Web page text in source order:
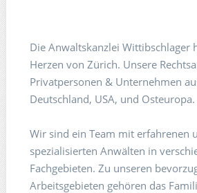
Die Anwaltskanzlei Wittibschlager
Herzen von Zürich. Unsere
Privatpersonen & Unternehmen
Deutschland, USA, und Osteuropa.
Wir sind ein Team mit erfahrenen
spezialisierten Anwälten in
Fachgebieten. Zu unseren
Arbeitsgebieten gehören das